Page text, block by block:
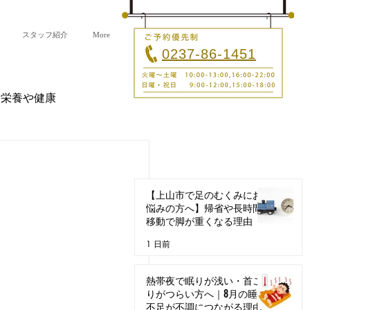
スタッフ紹介 More
0237-86-1451
栄養や健康
【上山市で足のむくみにお
悩みの方へ】帰省や長時間
移動で脚が重くなる理由
1 日前
熱帯夜で眠りが浅い・首こ
りがつらい方へ｜8月の睡眠
不足が不調につながる理由